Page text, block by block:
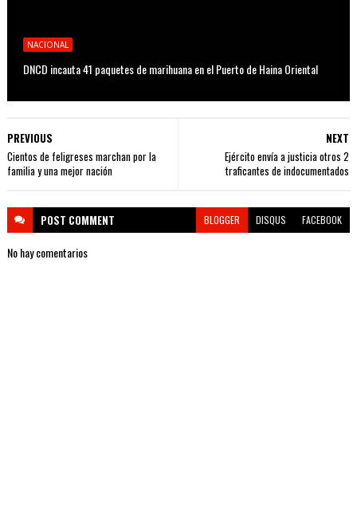
NACIONAL
DNCD incauta 41 paquetes de marihuana en el Puerto de Haina Oriental
NEXT
Ejército envía a justicia otros 2
traficantes de indocumentados
PREVIOUS
Cientos de feligreses marchan por la
familia y una mejor nación
POST COMMENT BLOGGER DISQUS FACEBOOK
No hay comentarios